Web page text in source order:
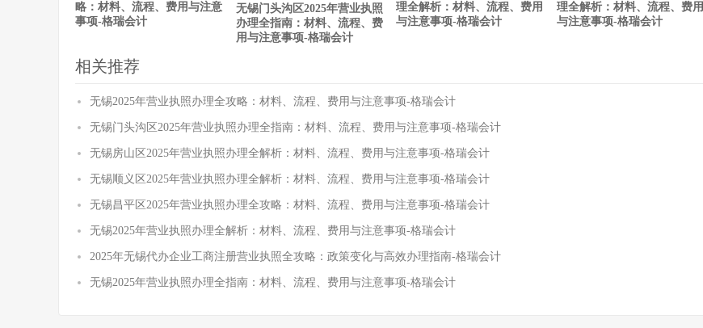
略：材料、流程、费用与注意
事项-格瑞会计
无锡门头沟区2025年营业执照
办理全指南：材料、流程、费
用与注意事项-格瑞会计
理全解析：材料、流程、费用
与注意事项-格瑞会计
理全解析：材料、流程、费用
与注意事项-格瑞会计
相关推荐
无锡2025年营业执照办理全攻略：材料、流程、费用与注意事项-格瑞会计
无锡门头沟区2025年营业执照办理全指南：材料、流程、费用与注意事项-格瑞会计
无锡房山区2025年营业执照办理全解析：材料、流程、费用与注意事项-格瑞会计
无锡顺义区2025年营业执照办理全解析：材料、流程、费用与注意事项-格瑞会计
无锡昌平区2025年营业执照办理全攻略：材料、流程、费用与注意事项-格瑞会计
无锡2025年营业执照办理全解析：材料、流程、费用与注意事项-格瑞会计
2025年无锡代办企业工商注册营业执照全攻略：政策变化与高效办理指南-格瑞会计
无锡2025年营业执照办理全指南：材料、流程、费用与注意事项-格瑞会计